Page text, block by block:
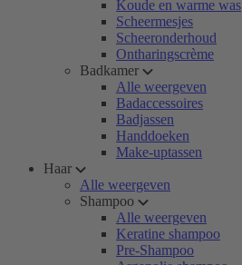
Koude en warme was
Scheermesjes
Scheeronderhoud
Ontharingscrème
Badkamer
Alle weergeven
Badaccessoires
Badjassen
Handdoeken
Make-uptassen
Haar
Alle weergeven
Shampoo
Alle weergeven
Keratine shampoo
Pre-Shampoo